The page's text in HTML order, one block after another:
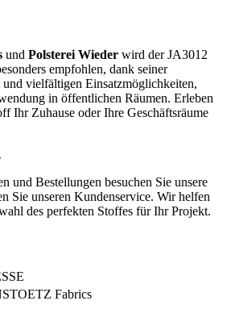
und Polsterei Wieder wird der JA3012
empfohlen, dank seiner
und vielfältigen Einsatzmöglichkeiten,
in öffentlichen Räumen. Erleben
Ihr Zuhause oder Ihre Geschäftsräume
und Bestellungen besuchen Sie unsere
Sie unseren Kundenservice. Wir helfen
des perfekten Stoffes für Ihr Projekt.
Fabrics